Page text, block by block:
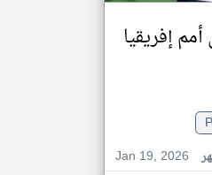
إفريقيا
Jan 19, 2026